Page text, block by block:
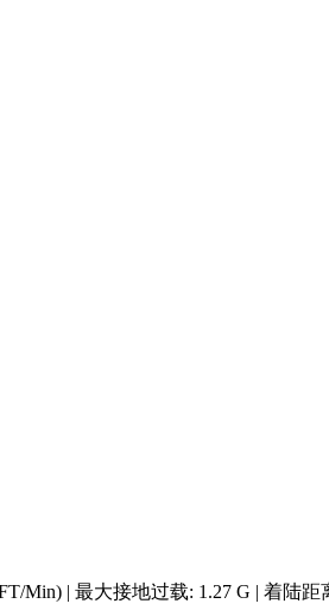
Min) | 最大接地过载: 1.27 G | 着陆距